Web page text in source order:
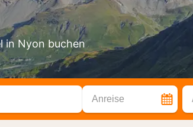
in Nyon buchen
Anreise